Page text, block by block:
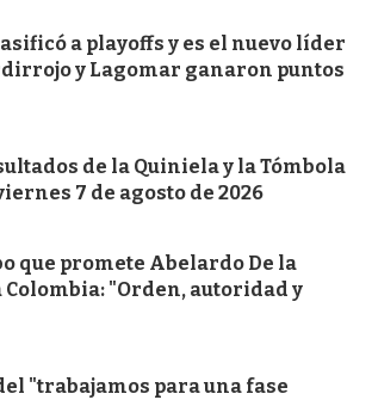
a playoffs y es el nuevo líder
y Lagomar ganaron puntos
de la Quiniela y la Tómbola
7 de agosto de 2026
que promete Abelardo De la
"Orden, autoridad y
"trabajamos para una fase